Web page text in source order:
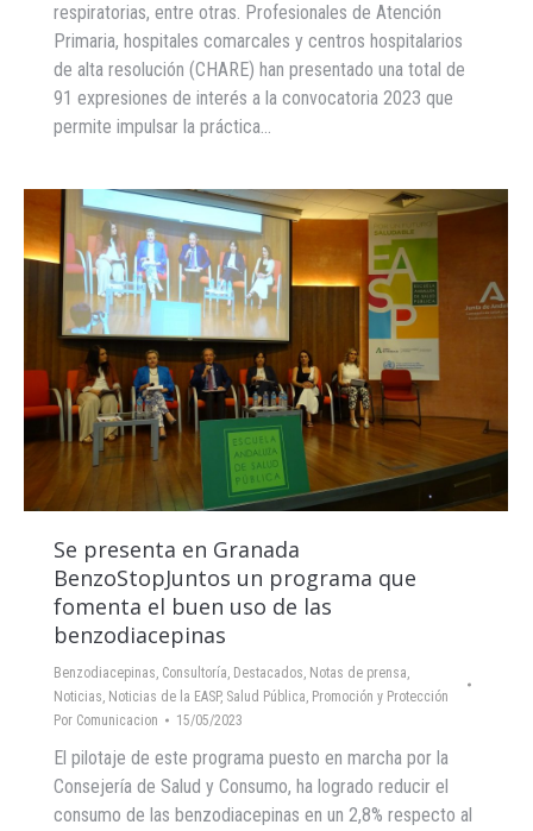
respiratorias, entre otras. Profesionales de Atención
Primaria, hospitales comarcales y centros hospitalarios
de alta resolución (CHARE) han presentado una total de
91 expresiones de interés a la convocatoria 2023 que
permite impulsar la práctica…
Se presenta en Granada
BenzoStopJuntos un programa que
fomenta el buen uso de las
benzodiacepinas
Benzodiacepinas, Consultoría, Destacados, Notas de prensa,
Noticias, Noticias de la EASP, Salud Pública, Promoción y Protección
Por Comunicacion 15/05/2023
El pilotaje de este programa puesto en marcha por la
Consejería de Salud y Consumo, ha logrado reducir el
consumo de las benzodiacepinas en un 2,8% respecto al